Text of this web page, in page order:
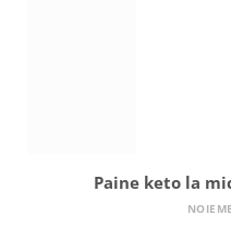
Paine keto la